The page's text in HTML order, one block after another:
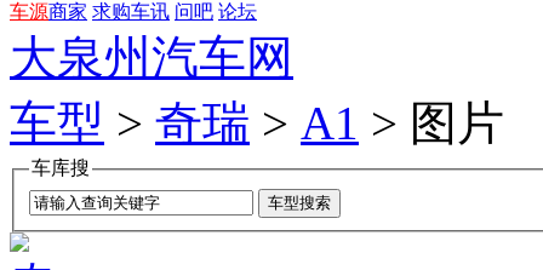
车源商家 求购车讯 问吧 论坛
大泉州汽车网
车型 > 奇瑞 > A1 > 图片
车库搜